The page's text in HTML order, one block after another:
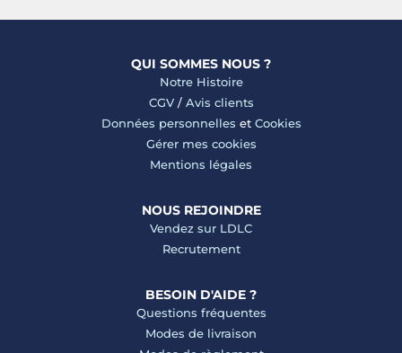
QUI SOMMES NOUS ?
Notre Histoire
CGV/ Avis clients
Données personnelles et Cookies
Gérer mes cookies
Mentions légales
NOUS REJOINDRE
Vendez sur LDLC
Recrutement
BESOIN D'AIDE ?
Questions fréquentes
Modes de livraison